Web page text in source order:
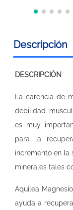
Descripción
DESCRIPCIÓN
La carencia de
debilidad
es muy
para la
incremento en la
minerales tales
Aquilea
ayuda a